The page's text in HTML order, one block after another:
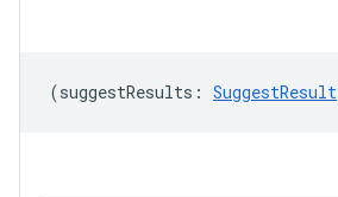
(suggestResults : SuggestResult